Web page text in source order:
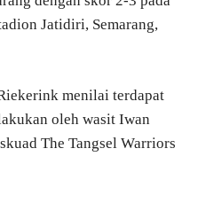
Jatidiri, Semarang,
menilai terdapat
oleh wasit Iwan
The Tangsel Warriors